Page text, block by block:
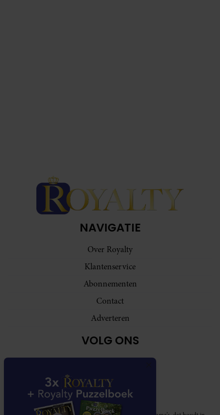
NAVIGATIE
Over Royalty
Klantenservice
Abonnementen
Contact
Adverteren
VOLG ONS